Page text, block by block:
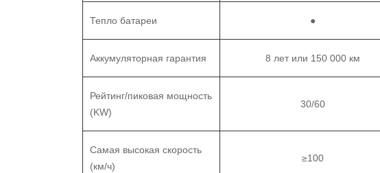
Тепло батареи ●
Аккумуляторная гарантия 8 лет или 150 000 км
Рейтинг/пиковая мощность
(KW)
30/60
Самая высокая скорость
(км/ч)
≥100